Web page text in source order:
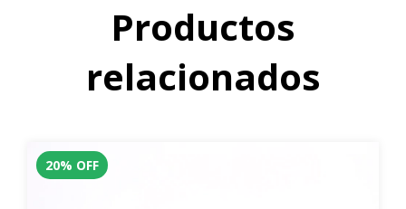
Productos
relacionados
20% OFF